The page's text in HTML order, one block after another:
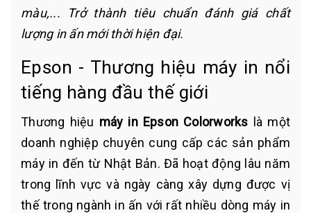
màu,... Trở thành tiêu chuẩn đánh giá chất
lượng in ấn mới thời hiện đại.
Epson - Thương hiệu máy in nổi
tiếng hàng đầu thế giới
Thương hiệu máy in Epson Colorworks là một
doanh nghiệp chuyên cung cấp các sản phẩm
máy in đến từ Nhật Bản. Đã hoạt động lâu năm
trong lĩnh vực và ngày càng xây dựng được vị
thế trong ngành in ấn với rất nhiều dòng máy in